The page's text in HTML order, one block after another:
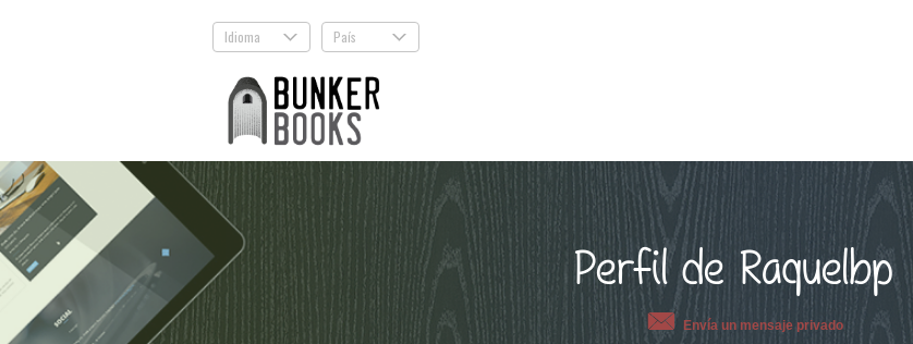
Idioma . País .
Perfil de Raquelbp
Envía un mensaje privado